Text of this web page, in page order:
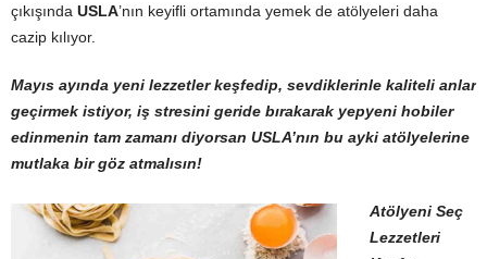
çıkışında USLA’nın keyifli ortamında yemek de atölyeleri daha
cazip kılıyor.
Mayıs ayında yeni lezzetler keşfedip, sevdiklerinle kaliteli anlar
geçirmek istiyor, iş stresini geride bırakarak yepyeni hobiler
edinmenin tam zamanı diyorsan USLA’nın bu ayki atölyelerine
mutlaka bir göz atmalısın!
Atölyeni Seç
Lezzetleri